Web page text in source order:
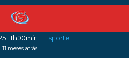
11h00min - Esporte
11 meses atrás